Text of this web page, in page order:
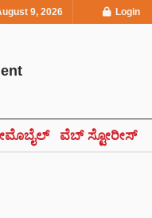
9, 2026 Login
ವೆಬ್ ಸ್ಟೋರೀಸ್